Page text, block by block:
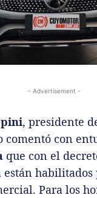
- Advertisement -
, presidente
comentó con
que con el
están
Para los